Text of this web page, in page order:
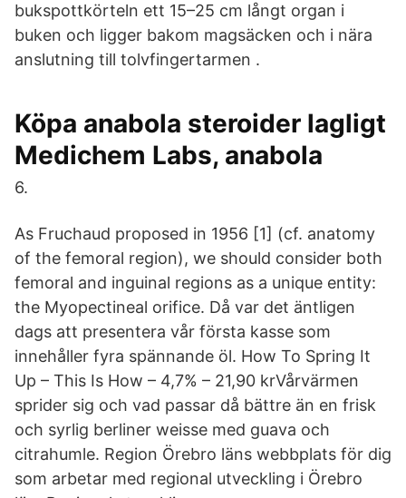
bukspottkörteln ett 15–25 cm långt organ i
buken och ligger bakom magsäcken och i nära
anslutning till tolvfingertarmen .
Köpa anabola steroider lagligt
Medichem Labs, anabola
6.
As Fruchaud proposed in 1956 [1] (cf. anatomy
of the femoral region), we should consider both
femoral and inguinal regions as a unique entity:
the Myopectineal orifice. Då var det äntligen
dags att presentera vår första kasse som
innehåller fyra spännande öl. How To Spring It
Up – This Is How – 4,7% – 21,90 krVårvärmen
sprider sig och vad passar då bättre än en frisk
och syrlig berliner weisse med guava och
citrahumle. Region Örebro läns webbplats för dig
som arbetar med regional utveckling i Örebro